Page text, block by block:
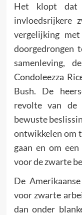
Het klopt dat
invloedsrijkere
vergelijking
doorgedrongen
samenleving,
Condoleezza
Bush. De
revolte van
bewuste
ontwikkelen om
gaan en om
voor de zwarte
De
voor zwarte
dan onder